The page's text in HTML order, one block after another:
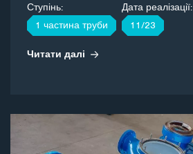
Ступінь:
1 частина труби
Дата реалізації:
11/23
Читати далі